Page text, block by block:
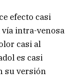
efecto casi
intra-venosa
casi al
es casi
su versión